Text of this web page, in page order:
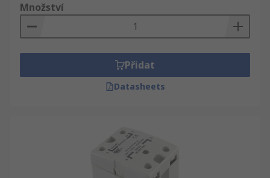
Množství
Přidat
Datasheets